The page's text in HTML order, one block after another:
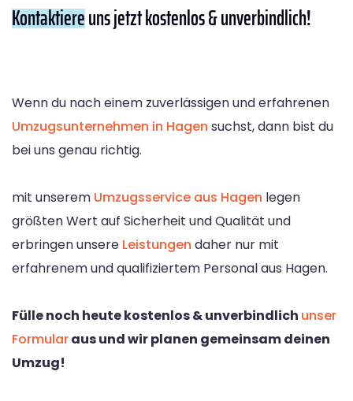
Kontaktiereuns jetzt kostenlos & unverbindlich!
Wenn du nach einem zuverlässigen und erfahrenen
Umzugsunternehmen in Hagen suchst, dann bist du
bei uns genau richtig.
mit unserem Umzugsservice aus Hagen legen
größten Wert auf Sicherheit und Qualität und
erbringen unsere Leistungen daher nur mit
erfahrenem und qualifiziertem Personal aus Hagen.
Fülle noch heute kostenlos & unverbindlich unser
Formularaus und wir planen gemeinsam deinen
Umzug!